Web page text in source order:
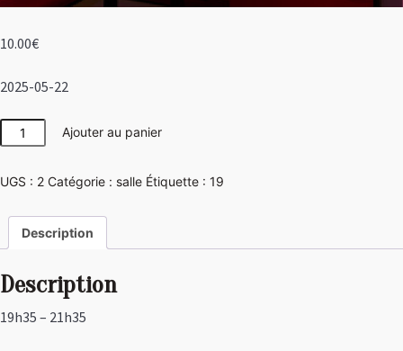
10.00€
2025-05-22
quantité
de
Vegas
Ajouter au panier
UGS : 2 Catégorie : salle Étiquette : 19
Description
Description
19h35 – 21h35